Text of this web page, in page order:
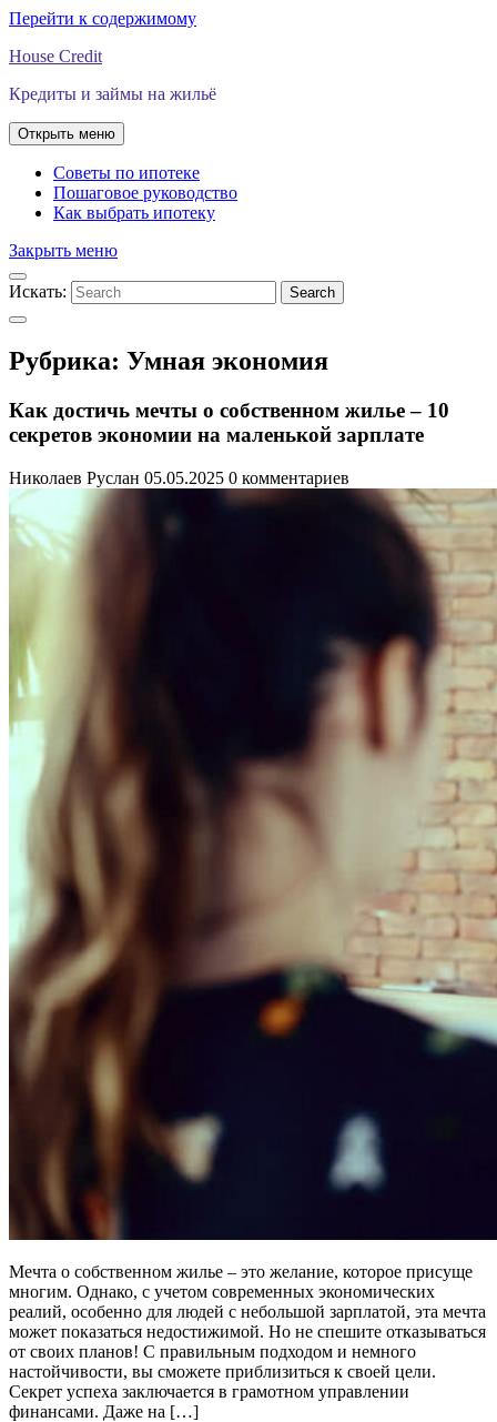
Перейти к содержимому
House Credit
Кредиты и займы на жильё
Открыть меню
Советы по ипотеке
Пошаговое руководство
Как выбрать ипотеку
Закрыть меню
Искать: Search
Рубрика: Умная экономия
Как достичь мечты о собственном жилье – 10
секретов экономии на маленькой зарплате
Николаев Руслан 05.05.2025 0 комментариев
Мечта о собственном жилье – это желание, которое присуще
многим. Однако, с учетом современных экономических
реалий, особенно для людей с небольшой зарплатой, эта мечта
может показаться недостижимой. Но не спешите отказываться
от своих планов! С правильным подходом и немного
настойчивости, вы сможете приблизиться к своей цели.
Секрет успеха заключается в грамотном управлении
финансами. Даже на […]